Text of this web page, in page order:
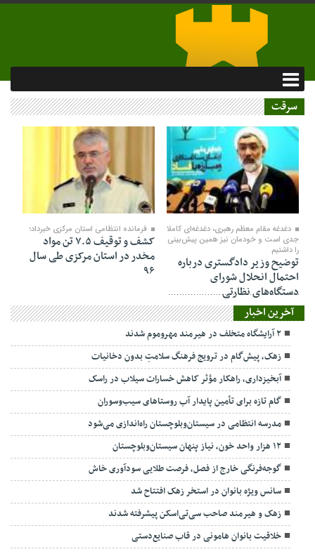
سرقت
دغدغه مقام معظم رهبری، دغدغه‌ای کاملا
جدی است و خودمان نیز همین پیش‌بینی
را داشتیم
توضیح وزیر دادگستری درباره
احتمال انحلال شورای
دستگاه‌های نظارتی
۰۹ فروردین ۱۳۹۷
فرمانده انتظامی استان مرکزی خبرداد؛
کشف و توقیف ۷.۵ تن مواد
مخدر در استان مرکزی طی سال
۹۶
آخرین اخبار
۲ آرایشگاه متخلف در هیرمند مهروموم شدند
زهک، پیش‌گام در ترویج فرهنگ سلامتِ بدون دخانیات
آبخیزداری، راهکار مؤثر کاهش خسارات سیلاب در راسک
گام تازه برای تأمین پایدار آب روستاهای سیب‌وسوران
مدرسه انتظامی در سیستان‌وبلوچستان راه‌اندازی می‌شود
۱۲ هزار واحد خون، نیاز پنهان سیستان‌وبلوچستان
گوجه‌فرنگی خارج از فصل، فرصت طلایی سودآوری خاش
سانس ویژه بانوان در استخر زهک افتتاح شد
زهک و هیرمند صاحب سی‌تی‌اسکن پیشرفته شدند
خلاقیت بانوان هامونی در قاب صنایع‌دستی